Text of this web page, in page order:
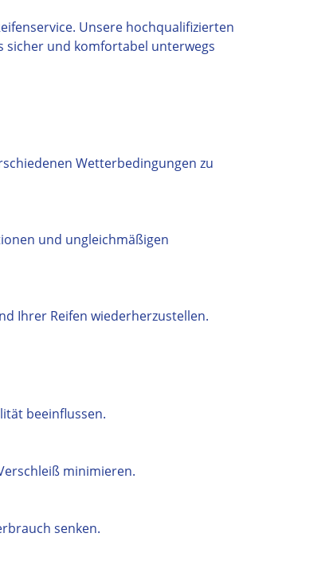
Unsere hochqualifizierten
sicher und komfortabel unterwegs
Wetterbedingungen zu
und ungleichmäßigen
Ihrer Reifen wiederherzustellen.
beeinflussen.
minimieren.
senken.